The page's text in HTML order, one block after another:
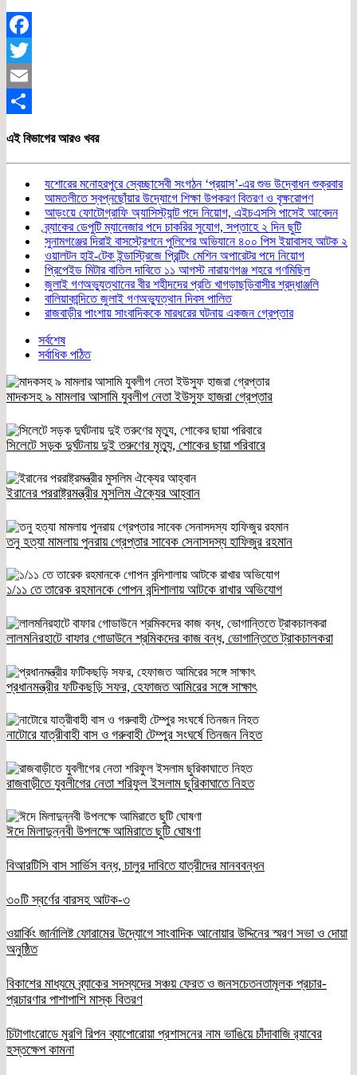
Facebook
Twitter
Email
এই বিভাগের আরও খবর
যশোরের মনোহরপুরে স্বেচ্ছাসেবী সংগঠন ‘প্রয়াস’-এর শুভ উদ্বোধন শুক্রবার
আমতলীতে স্বপ্নছোঁয়ার উদ্যোগে শিক্ষা উপকরণ বিতরণ ও বৃক্ষরোপণ
আড়ংয়ে ফোটোগ্রাফি অ্যাসিস্ট্যান্ট পদে নিয়োগ, এইচএসসি পাসেই আবেদন
ব্র্যাকের ডেপুটি ম্যানেজার পদে চাকরির সুযোগ, সপ্তাহে ২ দিন ছুটি
সুনামগঞ্জের দিরাই বাসস্ট্রেশনে পুলিশের অভিযানে ৪০০ পিস ইয়াবাসহ আটক ২
ওয়ালটন হাই-টেক ইন্ডাস্ট্রিজে প্রিন্টিং মেশিন অপারেটর পদে নিয়োগ
প্রিপেইড মিটার বাতিল দাবিতে ১১ আগস্ট নারায়ণগঞ্জ শহরে গণমিছিল
জুলাই গণঅভ্যুত্থানের বীর শহীদদের প্রতি খাগড়াছড়িবাসীর শ্রদ্ধাঞ্জলি
বালিয়াকান্দিতে জুলাই গণঅভ্যুত্থান দিবস পালিত
রাজবাড়ীর পাংশায় সাংবাদিককে মারধরের ঘটনায় একজন গ্রেপ্তার
সর্বশেষ
সর্বাধিক পঠিত
মাদকসহ ৯ মামলার আসামি যুবলীগ নেতা ইউসুফ হাজরা গ্রেপ্তার
সিলেটে সড়ক দুর্ঘটনায় দুই তরুণের মৃত্যু, শোকের ছায়া পরিবারে
ইরানের পররাষ্ট্রমন্ত্রীর মুসলিম ঐক্যের আহ্বান
তনু হত্যা মামলায় পুনরায় গ্রেপ্তার সাবেক সেনাসদস্য হাফিজুর রহমান
১/১১ তে তারেক রহমানকে গোপন বন্দিশালায় আটকে রাখার অভিযোগ
লালমনিরহাটে বাফার গোডাউনে শ্রমিকদের কাজ বন্ধ, ভোগান্তিতে ট্রাকচালকরা
প্রধানমন্ত্রীর ফটিকছড়ি সফর, হেফাজত আমিরের সঙ্গে সাক্ষাৎ
নাটোরে যাত্রীবাহী বাস ও গরুবাহী টেম্পুর সংঘর্ষে তিনজন নিহত
রাজবাড়ীতে যুবলীগের নেতা শরিফুল ইসলাম ছুরিকাঘাতে নিহত
ঈদে মিলাদুন্নবী উপলক্ষে আমিরাতে ছুটি ঘোষণা
বিআরটিসি বাস সার্ভিস বন্ধ, চালুর দাবিতে যাত্রীদের মানববন্ধন
৩০টি স্বর্ণের বারসহ আটক-৩
ওয়ার্কিং জার্নালিষ্ট ফোরামের উদ্যোগে সাংবাদিক আনোয়ার উদ্দিনের স্মরণ সভা ও দোয়া
অনুষ্ঠিত
বিকাশের মাধ্যমে ব্র্যাকের সদস্যদের সঞ্চয় ফেরত ও জনসচেতনতামূলক প্রচার-
প্রচারণার পাশাপাশি মাস্ক বিতরণ
চিটাগাংরোডে মুরগি রিপন ব্যাপোরোয়া প্রশাসনের নাম ভাঙিয়ে চাঁদাবাজি র‌্যাবের
হস্তক্ষেপ কামনা